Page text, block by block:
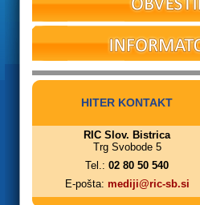
HITER KONTAKT
RIC Slov. Bistrica
Trg Svobode 5
Tel.: 02 80 50 540
E-pošta: mediji@ric-sb.si